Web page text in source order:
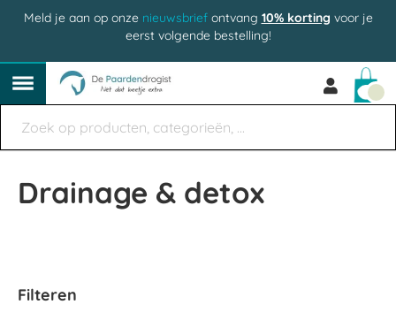
Meld je aan op onze nieuwsbriefontvang 10% korting voor je
eerst volgende bestelling!
Drainage & detox
Filteren